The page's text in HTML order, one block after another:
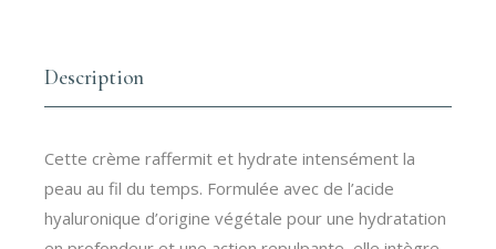
Description
Cette crème raffermit et hydrate intensément la
peau au fil du temps. Formulée avec de l’acide
hyaluronique d’origine végétale pour une hydratation